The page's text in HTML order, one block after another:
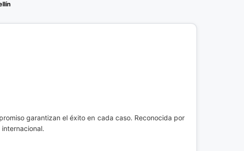
garantizan el éxito en cada caso. Reconocida por